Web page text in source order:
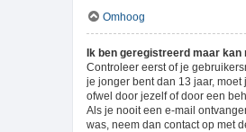
Omhoog
Ik ben geregistreerd maar kan
Controleer eerst of je
je jonger bent dan 13 jaar,
ofwel door jezelf of door een
Als je nooit een e-mail
was, neem dan contact op met